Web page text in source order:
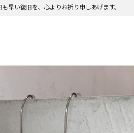
早い復旧を、心よりお祈り申しあげます。